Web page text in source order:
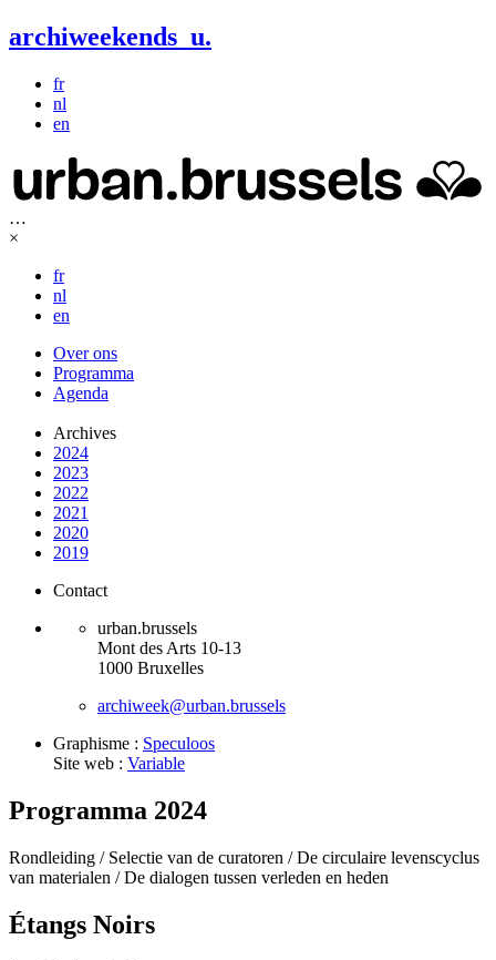
archiweekends u.
fr
nl
en
…
×
fr
nl
en
Over ons
Programma
Agenda
Archives
2024
2023
2022
2021
2020
2019
Contact
urban.brussels
Mont des Arts 10-13
1000 Bruxelles
archiweek@urban.brussels
Graphisme : Speculoos
Site web : Variable
Programma 2024
Rondleiding / Selectie van de curatoren /De circulaire levenscyclus
van materialen /De dialogen tussen verleden en heden
Étangs Noirs